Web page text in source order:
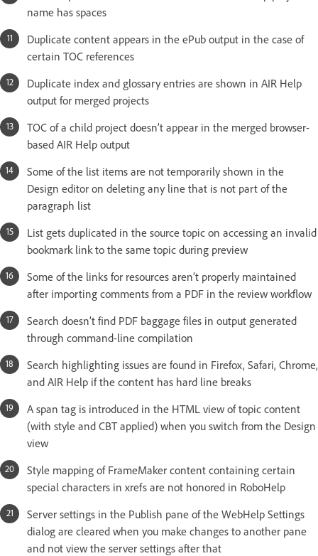
name has spaces
Duplicate content appears in the ePub output in the case of
certain TOC references
Duplicate index and glossary entries are shown in AIR Help
output for merged projects
TOC of a child project doesn’t appear in the merged browser-
based AIR Help output
Some of the list items are not temporarily shown in the
Design editor on deleting any line that is not part of the
paragraph list
List gets duplicated in the source topic on accessing an invalid
bookmark link to the same topic during preview
Some of the links for resources aren’t properly maintained
after importing comments from a PDF in the review workflow
Search doesn’t find PDF baggage files in output generated
through command-line compilation
Search highlighting issues are found in Firefox, Safari, Chrome,
and AIR Help if the content has hard line breaks
A span tag is introduced in the HTML view of topic content
(with style and CBT applied) when you switch from the Design
view
Style mapping of FrameMaker content containing certain
special characters in xrefs are not honored in RoboHelp
Server settings in the Publish pane of the WebHelp Settings
dialog are cleared when you make changes to another pane
and not view the server settings after that